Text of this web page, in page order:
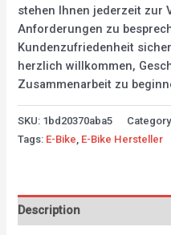
stehen Ihnen jederzeit zur
Anforderungen zu
Kundenzufriedenheit
herzlich willkommen,
Zusammenarbeit zu
SKU: 1bd20370aba5
Tags: E-Bike E-Bike Hersteller
Description